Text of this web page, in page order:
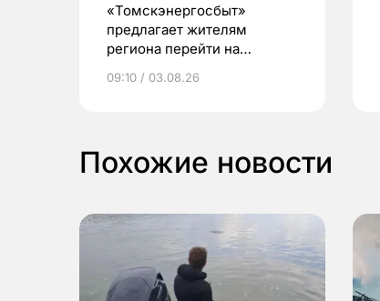
«Томскэнергосбыт»
предлагает жителям
региона перейти на
выиграть призы
09:10 / 03.08.26
Похожие новости